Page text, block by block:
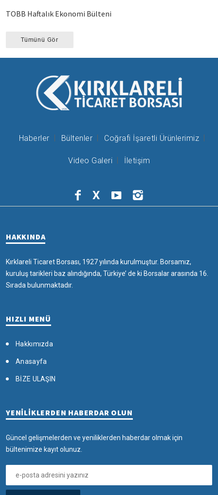
TOBB Haftalık Ekonomi Bülteni
Tümünü Gör
Haberler Bültenler Coğrafi İşaretli Ürünlerimiz
Video Galeri İletişim
X
HAKKINDA
Kırklareli Ticaret Borsası, 1927 yılında kurulmuştur. Borsamız,
kuruluş tarikleri baz alındığında, Türkiye’ de ki Borsalar arasında 16.
Sırada bulunmaktadır.
HIZLI MENÜ
Hakkımızda
Anasayfa
BİZE ULAŞIN
YENİLİKLERDEN HABERDAR OLUN
Güncel gelişmelerden ve yeniliklerden haberdar olmak için
bültenimize kayıt olunuz.